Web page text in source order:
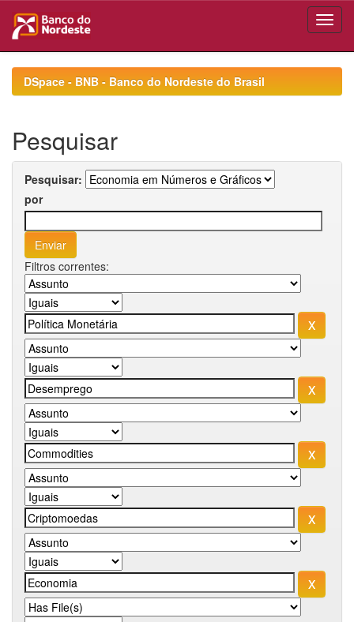
navigationDSpace - BNB - Banco do Nordeste do Brasil
Pesquisar
Pesquisar:
por
Filtros correntes: